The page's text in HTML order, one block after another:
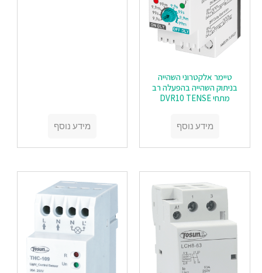
טיימר אלקטרוני השהייה
בניתוק השהייה בהפעלה רב
מתחי DVR10 TENSE
מידע נוסף מידע נוסף